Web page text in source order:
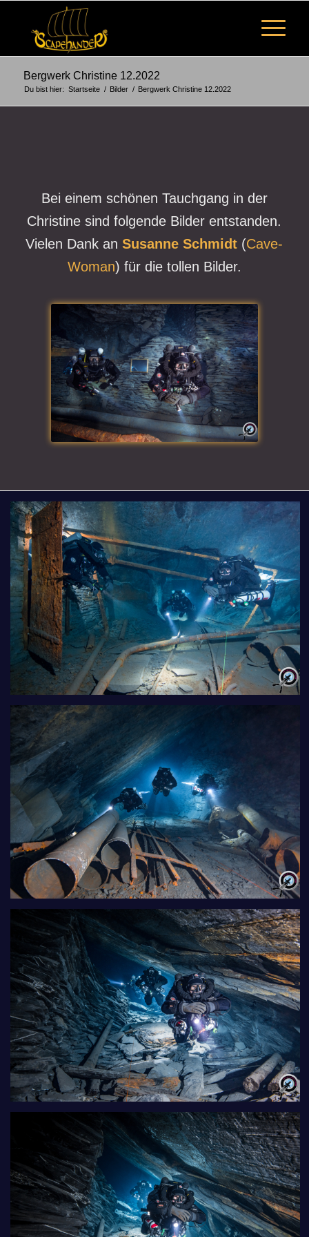
Bergwerk Christine 12.2022
Du bist hier: Startseite / Bilder / Bergwerk Christine 12.2022
Bei einem schönen Tauchgang in der
Christine sind folgende Bilder entstanden.
Vielen Dank an Susanne Schmidt (Cave-
Woman) für die tollen Bilder.